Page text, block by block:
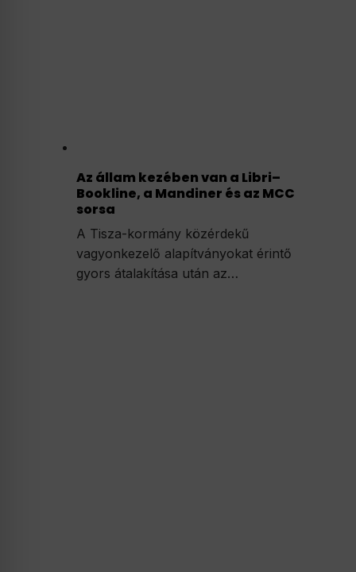
Az állam kezében van a Libri–
Bookline, a Mandiner és az MCC
sorsa
A Tisza-kormány közérdekű
vagyonkezelő alapítványokat érintő
gyors átalakítása után az…